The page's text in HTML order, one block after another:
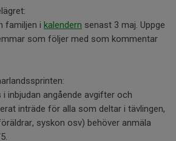
familjen i kalendern senast 3 maj. Uppge
som följer med som kommentar
inbjudan angående avgifter och
inträde för alla som deltar i tävlingen,
syskon osv) behöver anmäla